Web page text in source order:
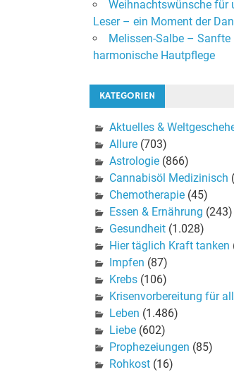
Weihnachtswünsche für
Leser – ein Moment der
Melissen-Salbe – Sanfte
harmonische Hautpflege
KATEGORIEN
Aktuelles &
Allure(703)
Astrologie(866)
Cannabisöl Medizinisch
Chemotherapie(45)
Essen & Ernährung (243)
Gesundheit(1.028)
Hier täglich Kraft tanken
Impfen (87)
Krebs(106)
Krisenvorbereitung für
Leben (1.486)
Liebe(602)
Prophezeiungen (85)
Rohkost(16)